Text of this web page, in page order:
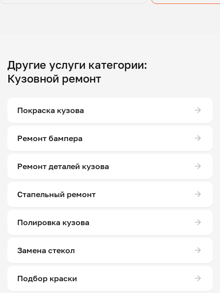
Другие услуги категории:
Кузовной ремонт
Покраска кузова
Ремонт бампера
Ремонт деталей кузова
Стапельный ремонт
Полировка кузова
Замена стекол
Подбор краски